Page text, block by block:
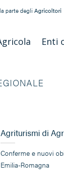
parte degli Agricoltori
Enti
Agriturismi di
Conferme e nuovi
Emilia-Romagna